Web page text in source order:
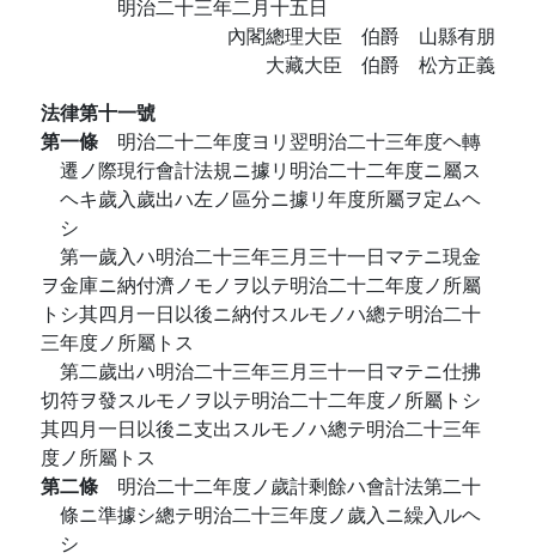
明治二十三年二月十五日
內閣總理大臣 伯爵 山縣有朋
大藏大臣 伯爵 松方正義
法律第十一號
第一條 明治二十二年度ヨリ翌明治二十三年度ヘ轉
遷ノ際現行會計法規ニ據リ明治二十二年度ニ屬ス
ヘキ歲入歲出ハ左ノ區分ニ據リ年度所屬ヲ定ムヘ
シ
第一歲入ハ明治二十三年三月三十一日マテニ現金
ヲ金庫ニ納付濟ノモノヲ以テ明治二十二年度ノ所屬
トシ其四月一日以後ニ納付スルモノハ總テ明治二十
三年度ノ所屬トス
第二歲出ハ明治二十三年三月三十一日マテニ仕拂
切符ヲ發スルモノヲ以テ明治二十二年度ノ所屬トシ
其四月一日以後ニ支出スルモノハ總テ明治二十三年
度ノ所屬トス
第二條 明治二十二年度ノ歲計剩餘ハ會計法第二十
條ニ準據シ總テ明治二十三年度ノ歲入ニ繰入ルヘ
シ